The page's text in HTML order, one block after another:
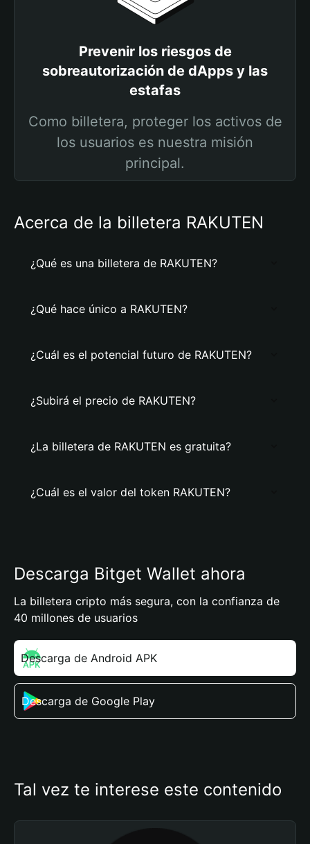
Prevenir los riesgos de
sobreautorización de dApps y las
estafas
Como billetera, proteger los activos de
los usuarios es nuestra misión
principal.
Acerca de la billetera RAKUTEN
¿Qué es una billetera de RAKUTEN?
¿Qué hace único a RAKUTEN?
¿Cuál es el potencial futuro de RAKUTEN?
¿Subirá el precio de RAKUTEN?
¿La billetera de RAKUTEN es gratuita?
¿Cuál es el valor del token RAKUTEN?
Descarga Bitget Wallet ahora
La billetera cripto más segura, con la confianza de
40 millones de usuarios
Descarga de Android APK
Descarga de Google Play
Tal vez te interese este contenido